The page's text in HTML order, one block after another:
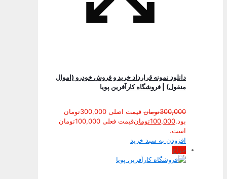
دانلود نمونه قرارداد خرید و فروش خودرو (اموال
منقول) | فروشگاه کارآفرین پویا
300,000تومان
قیمت اصلی 300,000تومان
بود.100,000تومان
قیمت فعلی 100,000تومان
است.
افزودن به سبد خرید
حراج